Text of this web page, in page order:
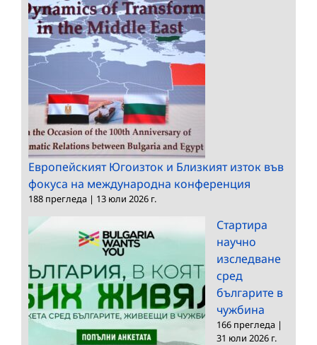
Европейският Югоизток и Близкият изток във
фокуса на международна конференция
188 прегледа | 13 юли 2026 г.
Стартира
научно
изследване
сред
българите в
чужбина
166 прегледа |
31 юли 2026 г.